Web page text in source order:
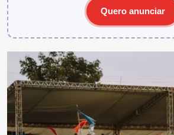
Quero anunciar
CULTURA 2 semanas ago